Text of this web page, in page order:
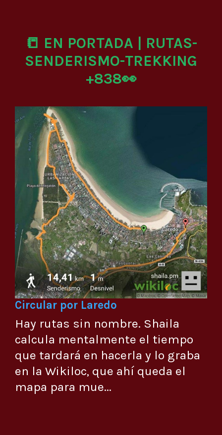
📒 EN PORTADA | RUTAS-
SENDERISMO-TREKKING
+838👀
Circular por Laredo
Hay rutas sin nombre. Shaila
calcula mentalmente el tiempo
que tardará en hacerla y lo graba
en la Wikiloc, que ahí queda el
mapa para mue...